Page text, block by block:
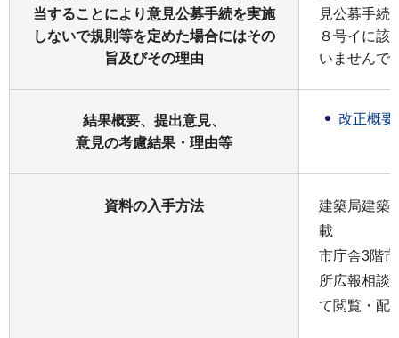
当することにより意見公募手続を実施
しないで規則等を定めた場合にはその
旨及びその理由
見公募手続
８号イに該
いませんで
結果概要、提出意見、
意見の考慮結果・理由等
改正概要
資料の入手方法
建築局建築
載
市庁舎3階
所広報相談
て閲覧・配